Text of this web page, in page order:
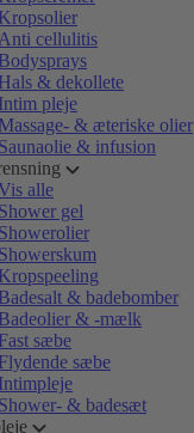
Kropsolier
Anti cellulitis
Bodysprays
Hals & dekollete
Intim pleje
Massage- & æteriske olier
Saunaolie & infusion
alle
Shower gel
Showerolier
Showerskum
Kropspeeling
Badesalt & badebomber
Badeolier & -mælk
Fast sæbe
Flydende sæbe
Intimpleje
Shower- & badesæt